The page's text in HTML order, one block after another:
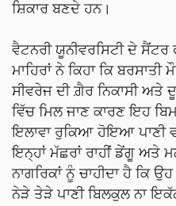
ਸ਼ਿਕਾਰ ਬਣਦੇ ਹਨ।
ਵੈਟਨਰੀ ਯੂਨੀਵਰਸਿਟੀ ਦੇ ਸੈਂਟਰ
ਮਾਹਿਰਾਂ ਨੇ ਕਿਹਾ ਕਿ ਬਰਸਾਤੀ
ਸੀਵਰੇਜ ਦੀ ਗ਼ੈਰ ਨਿਕਾਸੀ ਅਤੇ
ਵਿੱਚ ਮਿਲ ਜਾਣ ਕਾਰਣ ਇਹ
ਇਲਾਵਾ ਰੁਕਿਆ ਹੋਇਆ ਪਾਣੀ
ਇਨ੍ਹਾਂ ਮੱਛਰਾਂ ਰਾਹੀਂ ਡੇਂਗੂ ਅਤੇ
ਨਾਗਰਿਕਾਂ ਨੂੰ ਚਾਹੀਦਾ ਹੈ ਕਿ
ਨੇੜੇ ਤੇੜੇ ਪਾਣੀ ਬਿਲਕੁਲ ਨਾ